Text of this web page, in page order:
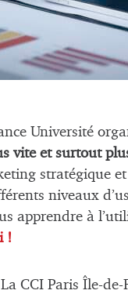
Université
vite et surtout
stratégique
niveaux
apprendre à
!
La CCI Paris Île-